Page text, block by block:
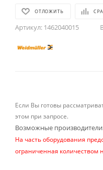
ОТЛОЖИТЬ
Артикул: 1462040015
Если Вы готовы
этом при запросе.
Возможные
На часть оборудования
ограниченная количеством